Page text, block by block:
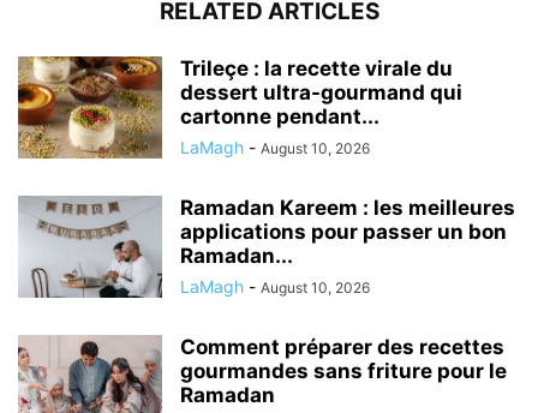
RELATED ARTICLES
Trileçe : la recette virale du
dessert ultra-gourmand qui
cartonne pendant...
LaMagh - August 10, 2026
Ramadan Kareem : les meilleures
applications pour passer un bon
Ramadan...
LaMagh - August 10, 2026
Comment préparer des recettes
gourmandes sans friture pour le
Ramadan